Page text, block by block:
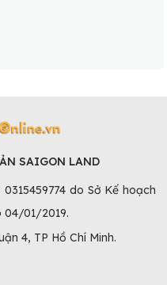
SAIGON LAND
do Sở Kế hoạch
04/01/2019.
4, TP Hồ Chí Minh.